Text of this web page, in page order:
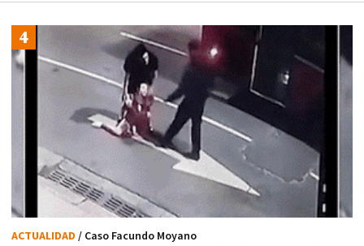
ACTUALIDAD / Caso Facundo Moyano